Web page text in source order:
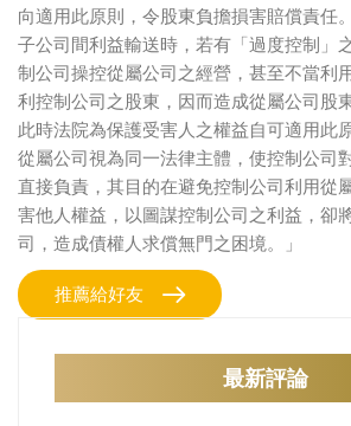
向適用此原則，令股東負擔損害賠償責任
子公司間利益輸送時，若有「過度控制」
制公司操控從屬公司之經營，甚至不當利
利控制公司之股東，因而造成從屬公司股
此時法院為保護受害人之權益自可適用此
從屬公司視為同一法律主體，使控制公司
直接負責，其目的在避免控制公司利用從
害他人權益，以圖謀控制公司之利益，卻
司，造成債權人求償無門之困境。」
推薦給好友
最新評論